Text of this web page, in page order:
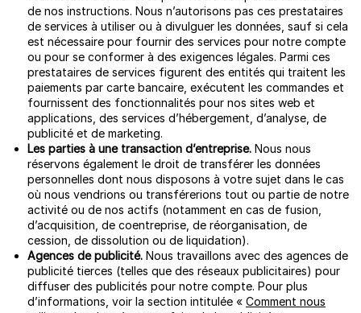
de nos instructions. Nous n’autorisons pas ces prestataires
de services à utiliser ou à divulguer les données, sauf si cela
est nécessaire pour fournir des services pour notre compte
ou pour se conformer à des exigences légales. Parmi ces
prestataires de services figurent des entités qui traitent les
paiements par carte bancaire, exécutent les commandes et
fournissent des fonctionnalités pour nos sites web et
applications, des services d’hébergement, d’analyse, de
publicité et de marketing.
Les parties à une transaction d’entreprise. Nous nous
réservons également le droit de transférer les données
personnelles dont nous disposons à votre sujet dans le cas
où nous vendrions ou transférerions tout ou partie de notre
activité ou de nos actifs (notamment en cas de fusion,
d’acquisition, de coentreprise, de réorganisation, de
cession, de dissolution ou de liquidation).
Agences de publicité. Nous travaillons avec des agences de
publicité tierces (telles que des réseaux publicitaires) pour
diffuser des publicités pour notre compte. Pour plus
d’informations, voir la section intitulée « Comment nous